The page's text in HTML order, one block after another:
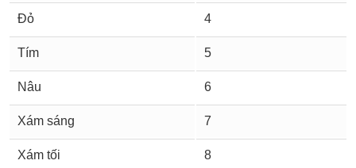
Đỏ 4
Tím 5
Nâu 6
Xám sáng 7
Xám tối 8